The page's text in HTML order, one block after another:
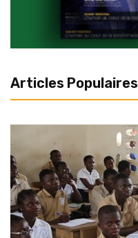
Articles Populaires